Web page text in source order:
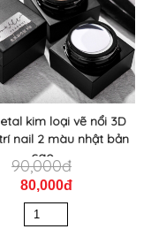
kim loại vẽ nổi 3D
nail 2 màu nhật bản
cao...
90,000đ
80,000đ